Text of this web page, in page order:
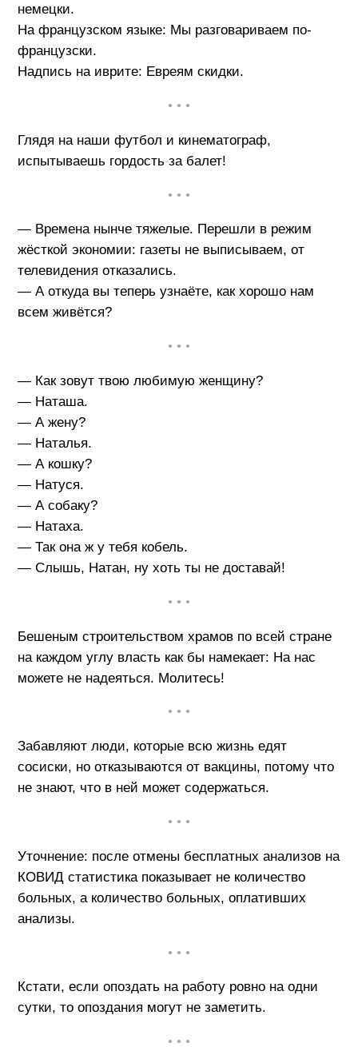
немецки.
На французском языке: Мы разговариваем по-
французски.
Надпись на иврите: Евреям скидки.
• • •
Глядя на наши футбол и кинематограф,
испытываешь гордость за балет!
• • •
— Времена нынче тяжелые. Перешли в режим
жёсткой экономии: газеты не выписываем, от
телевидения отказались.
— А откуда вы теперь узнаёте, как хорошо нам
всем живётся?
• • •
— Как зовут твою любимую женщину?
— Наташа.
— А жену?
— Наталья.
— А кошку?
— Натуся.
— А собаку?
— Натаха.
— Так она ж у тебя кобель.
— Слышь, Натан, ну хоть ты не доставай!
• • •
Бешеным строительством храмов по всей стране
на каждом углу власть как бы намекает: На нас
можете не надеяться. Молитесь!
• • •
Забавляют люди, которые всю жизнь едят
сосиски, но отказываются от вакцины, потому что
не знают, что в ней может содержаться.
• • •
Уточнение: после отмены бесплатных анализов на
КОВИД статистика показывает не количество
больных, а количество больных, оплативших
анализы.
• • •
Кстати, если опоздать на работу ровно на одни
сутки, то опоздания могут не заметить.
• • •